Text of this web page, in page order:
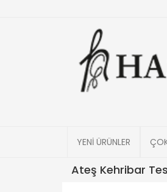
YENİ ÜRÜNLER
Ateş Kehribar